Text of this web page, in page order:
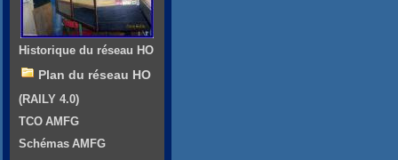
Historique du réseau HO
Plan du réseau HO
(RAILY 4.0)
TCO AMFG
Schémas AMFG